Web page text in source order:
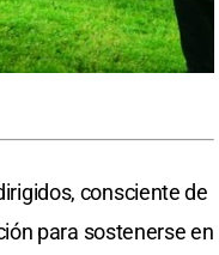
consciente de
para sostenerse en